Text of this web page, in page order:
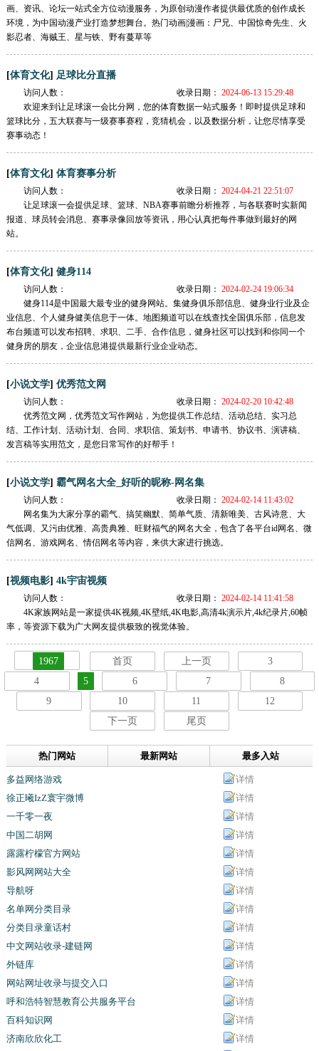
画、资讯、论坛一站式全方位动漫服务，为原创动漫作者提供最优质的创作成长
环境，为中国动漫产业打造梦想舞台。热门动画|漫画：尸兄、中国惊奇先生、火
影忍者、海贼王、星与铁、野有蔓草等
[体育文化] 足球比分直播
访问人数： 收录日期： 2024-06-13 15:29:48
欢迎来到让足球滚一会比分网，您的体育数据一站式服务！即时提供足球和
篮球比分，五大联赛与一级赛事赛程，竞猜机会，以及数据分析，让您尽情享受
赛事动态！
[体育文化] 体育赛事分析
访问人数： 收录日期： 2024-04-21 22:51:07
让足球滚一会提供足球、篮球、NBA赛事前瞻分析推荐，与各联赛时实新闻
报道、球员转会消息、赛事录像回放等资讯，用心认真把每件事做到最好的网
站。
[体育文化] 健身114
访问人数： 收录日期： 2024-02-24 19:06:34
健身114是中国最大最专业的健身网站。集健身俱乐部信息、健身业行业及企
业信息、个人健身健美信息于一体。地图频道可以在线查找全国俱乐部，信息发
布台频道可以发布招聘、求职、二手、合作信息，健身社区可以找到和你同一个
健身房的朋友，企业信息港提供最新行业企业动态。
[小说文学] 优秀范文网
访问人数： 收录日期： 2024-02-20 10:42:48
优秀范文网，优秀范文写作网站，为您提供工作总结、活动总结、实习总
结、工作计划、活动计划、合同、求职信、策划书、申请书、协议书、演讲稿、
发言稿等实用范文，是您日常写作的好帮手！
[小说文学] 霸气网名大全_好听的昵称-网名集
访问人数： 收录日期： 2024-02-14 11:43:02
网名集为大家分享的霸气、搞笑幽默、简单气质、清新唯美、古风诗意、大
气低调、又污由优雅、高贵典雅、旺财福气的网名大全，包含了各平台id网名、微
信网名、游戏网名、情侣网名等内容，来供大家进行挑选。
[视频电影] 4k宇宙视频
访问人数： 收录日期： 2024-02-14 11:41:58
4K家族网站是一家提供4K视频,4K壁纸,4K电影,高清4k演示片,4k纪录片,60帧
率，等资源下载为广大网友提供极致的视觉体验。
1967 首页 上一页
3
4
5 6 7
8
9
10 11
12
下一页
尾页
热门网站 最新网站 最多入站
多益网络游戏
详情
徐正曦IzZ寰宇微博
详情
一千零一夜
详情
中国二胡网
详情
露露柠檬官方网站
详情
影风网网站大全
详情
导航呀
详情
名单网分类目录
详情
分类目录童话村
详情
中文网站收录-建链网
详情
外链库
详情
网站网址收录与提交入口
详情
呼和浩特智慧教育公共服务平台
详情
百科知识网
详情
济南欣欣化工
详情